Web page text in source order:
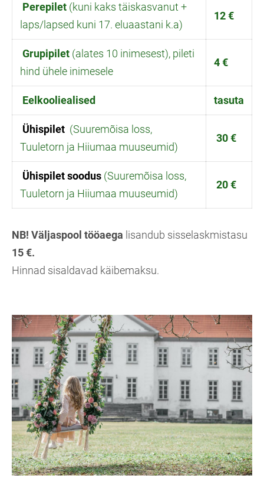
Perepilet (kuni kaks täiskasvanut +
laps/lapsed kuni 17. eluaastani k.a)
12 €
Grupipilet (alates 10 inimesest), pileti
hind ühele inimesele
4 €
Eelkooliealised tasuta
Ühispilet (Suuremõisa loss,
Tuuletorn ja Hiiumaa muuseumid)
30 €
Ühispiletsoodus (Suuremõisa loss,
Tuuletorn ja Hiiumaa muuseumid)
20 €
NB! Väljaspool tööaega lisandub sisselaskmistasu
15 €.
Hinnad sisaldavad käibemaksu.